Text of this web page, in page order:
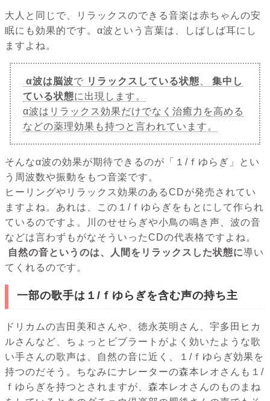
大人と同じで、リラックスのできる音楽は赤ちゃんの安
眠にも効果的です。α波という言葉は、しばしば耳にし
ますよね。
α波は脳波で リラックスしている状態
集中し
ている状態に出現します。
α波はリラックス効果だけでなく治癒力を高める
などの薬理効果も持つと言われています。
そんなα波の効果が期待できるのが「１/ｆゆらぎ」とい
う周波数や振動をもつ音楽です。
ヒーリングやリラックス効果のあるCDが発売されてい
ますよね。あれは、この１/ｆゆらぎをもとにして作られ
ているのですよ。川のせせらぎや小鳥の鳴き声、波の音
などは言わずもがなそういったCDの代表格ですよね。
自然の音というのは、人間をリラックスした状態に導い
てくれるのです。
一部の歌手は１/ｆゆらぎを含む声の持ち主
ドリカムの吉田美和さんや、徳永英明さん、宇多田ヒカ
ルさんなど、ちょっとビブラートがよく効いたような歌
い手さんの歌声は、自然の音に近く、１/ｆゆらぎ効果を
持つのだそう。ちなみにナレーターの森本レオさんも１/
ｆゆらぎを持つとされますが、森本レオさんのものまね